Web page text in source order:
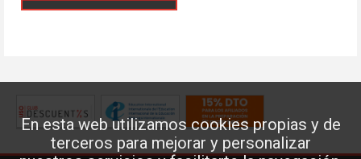
En esta web utilizamos cookies propias y de
terceros para mejorar y personalizar